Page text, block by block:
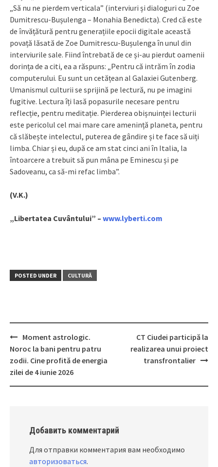
„Să nu ne pierdem verticala” (interviuri și dialoguri cu Zoe
Dumitrescu-Bușulenga – Monahia Benedicta). Cred că este
de învățătură pentru generațiile epocii digitale această
povață lăsată de Zoe Dumitrescu-Bușulenga în unul din
interviurile sale. Fiind întrebată de ce și-au pierdut oamenii
dorința de a citi, ea a răspuns: „Pentru că intrăm în zodia
computerului. Eu sunt un cetățean al Galaxiei Gutenberg.
Umanismul culturii se sprijină pe lectură, nu pe imagini
fugitive. Lectura îți lasă popasurile necesare pentru
reflecție, pentru meditație. Pierderea obișnuinței lecturii
este pericolul cel mai mare care amenință planeta, pentru
că slăbește intelectul, puterea de gândire și te face să uiți
limba. Chiar și eu, după ce am stat cinci ani în Italia, la
întoarcere a trebuit să pun mâna pe Eminescu și pe
Sadoveanu, ca să-mi refac limba”.
(V.K.)
„Libertatea Cuvântului” – www.lyberti.com
POSTED UNDER CULTURĂ
Post
navigation
Moment astrologic.
Noroc la bani pentru patru
zodii. Cine profită de energia
zilei de 4 iunie 2026
CT Ciudei participă la
realizarea unui proiect
transfrontalier
Добавить комментарий
Для отправки комментария вам необходимо
авторизоваться.